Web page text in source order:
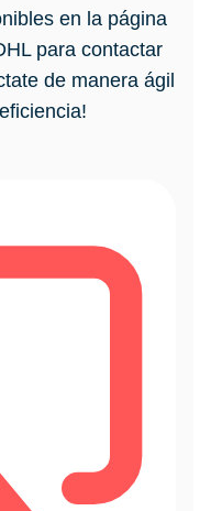
en la página
para contactar
de manera ágil